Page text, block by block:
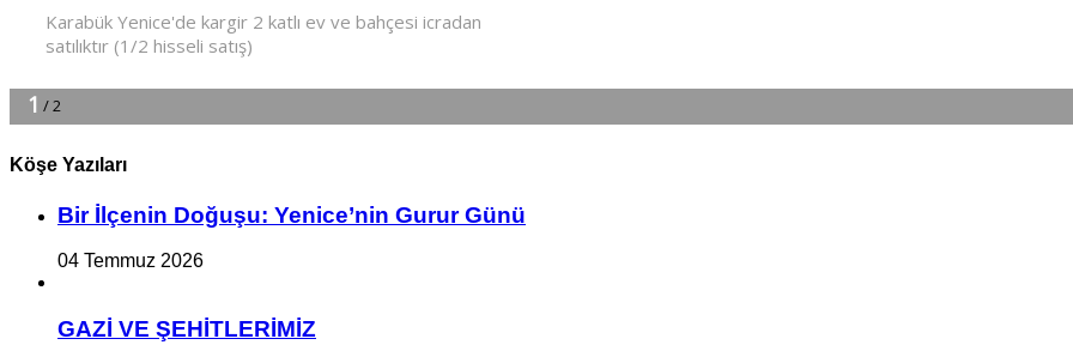
Köşe Yazıları
Bir İlçe­nin Do­ğu­şu: Ye­ni­ce’nin Gurur Günü
04 Temmuz 2026
GAZİ VE ŞEHİTLERİMİZ